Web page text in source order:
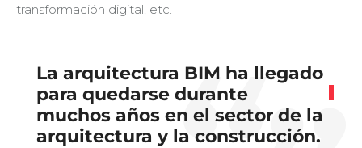
transformación digital, etc.
La arquitectura BIM ha llegado
para quedarse durante
muchos años en el sector de la
arquitectura y la construcción.